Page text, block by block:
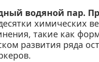
водяной пар.
химических
такие как
развития ряда